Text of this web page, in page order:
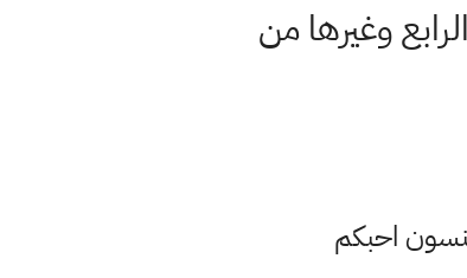
بعد حذف الفصل الرابع وغيرها من
احبكم